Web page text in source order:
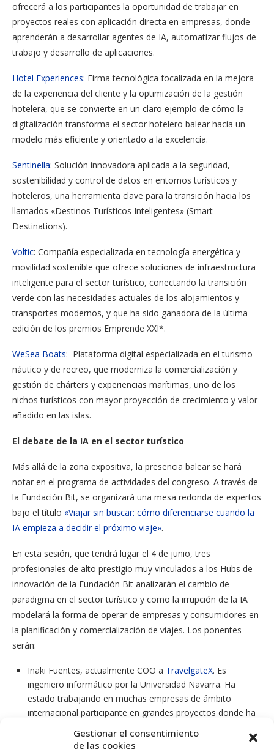
Gestionar el consentimiento
de las cookies
ofrecerá a los participantes la oportunidad de trabajar en
proyectos reales con aplicación directa en empresas, donde
aprenderán a desarrollar agentes de IA, automatizar flujos de
trabajo y desarrollo de aplicaciones.
Hotel Experiences: Firma tecnológica focalizada en la mejora
de la experiencia del cliente y la optimización de la gestión
hotelera, que se convierte en un claro ejemplo de cómo la
digitalización transforma el sector hotelero balear hacia un
modelo más eficiente y orientado a la excelencia.
Sentinella: Solución innovadora aplicada a la seguridad,
sostenibilidad y control de datos en entornos turísticos y
hoteleros, una herramienta clave para la transición hacia los
llamados «Destinos Turísticos Inteligentes» (Smart
Destinations).
Voltic: Compañía especializada en tecnología energética y
movilidad sostenible que ofrece soluciones de infraestructura
inteligente para el sector turístico, conectando la transición
verde con las necesidades actuales de los alojamientos y
transportes modernos, y que ha sido ganadora de la última
edición de los premios Emprende XXI*.
WeSea Boats: Plataforma digital especializada en el turismo
náutico y de recreo, que moderniza la comercialización y
gestión de chárters y experiencias marítimas, uno de los
nichos turísticos con mayor proyección de crecimiento y valor
añadido en las islas.
El debate de la IA en el sector turístico
Más allá de la zona expositiva, la presencia balear se hará
notar en el programa de actividades del congreso. A través de
la Fundación Bit, se organizará una mesa redonda de expertos
bajo el título «Viajar sin buscar: cómo diferenciarse cuando la
IA empieza a decidir el próximo viaje».
En esta sesión, que tendrá lugar el 4 de junio, tres
profesionales de alto prestigio muy vinculados a los Hubs de
innovación de la Fundación Bit analizarán el cambio de
paradigma en el sector turístico y como la irrupción de la IA
modelará la forma de operar de empresas y consumidores en
la planificación y comercialización de viajes. Los ponentes
serán:
Iñaki Fuentes, actualmente COO a TravelgateX. Es
ingeniero informático por la Universidad Navarra. Ha
estado trabajando en muchas empresas de ámbito
internacional participante en grandes proyectos donde ha
ParcBit, en Mallorca, donde ha puesto en marcha